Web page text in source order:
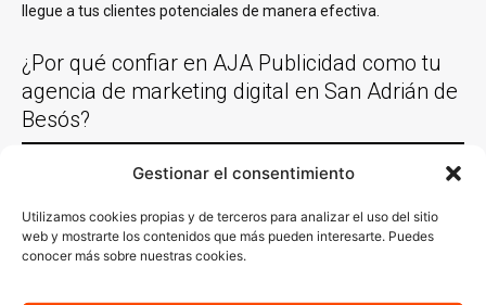
Gestionar el consentimiento
Utilizamos cookies propias y de terceros para analizar el uso del sitio
web y mostrarte los contenidos que más pueden interesarte. Puedes
conocer más sobre nuestras cookies.
llegue a tus clientes potenciales de manera efectiva.
¿Por qué confiar en AJA Publicidad como tu
agencia de marketing digital en San Adrián de
Besós?
Experiencia comprobada
Con más de 30 años de experiencia trabajando con empresas de
San Adrián de Besós y en casi todas las localidades España y un